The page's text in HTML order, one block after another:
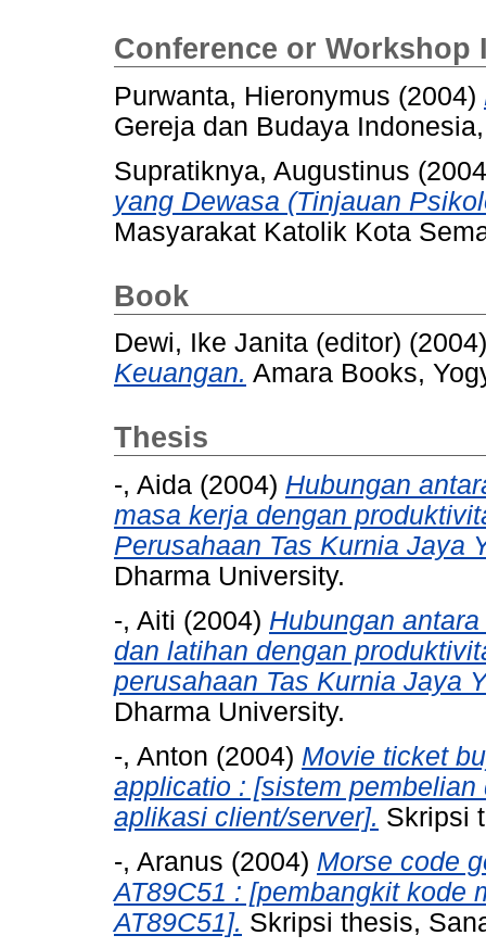
Conference or Workshop
Purwanta, Hieronymus (2004)
Gereja dan Budaya
Supratiknya, Augustinus
yang Dewasa (Tinjauan
Masyarakat Katolik Kota
Book
Dewi, Ike Janita (editor)
Keuangan. Amara Books,
Thesis
-, Aida (2004) Hubungan
masa kerja dengan
Perusahaan Tas Kurnia Jaya
Dharma University.
-, Aiti (2004) Hubungan
dan latihan dengan
perusahaan Tas Kurnia Jaya
Dharma University.
-, Anton (2004) Movie ticket
applicatio : [sistem
aplikasi client/server]. Skripsi
-, Aranus (2004) Morse code
AT89C51 : [pembangkit kode
AT89C51]. Skripsi thesis,